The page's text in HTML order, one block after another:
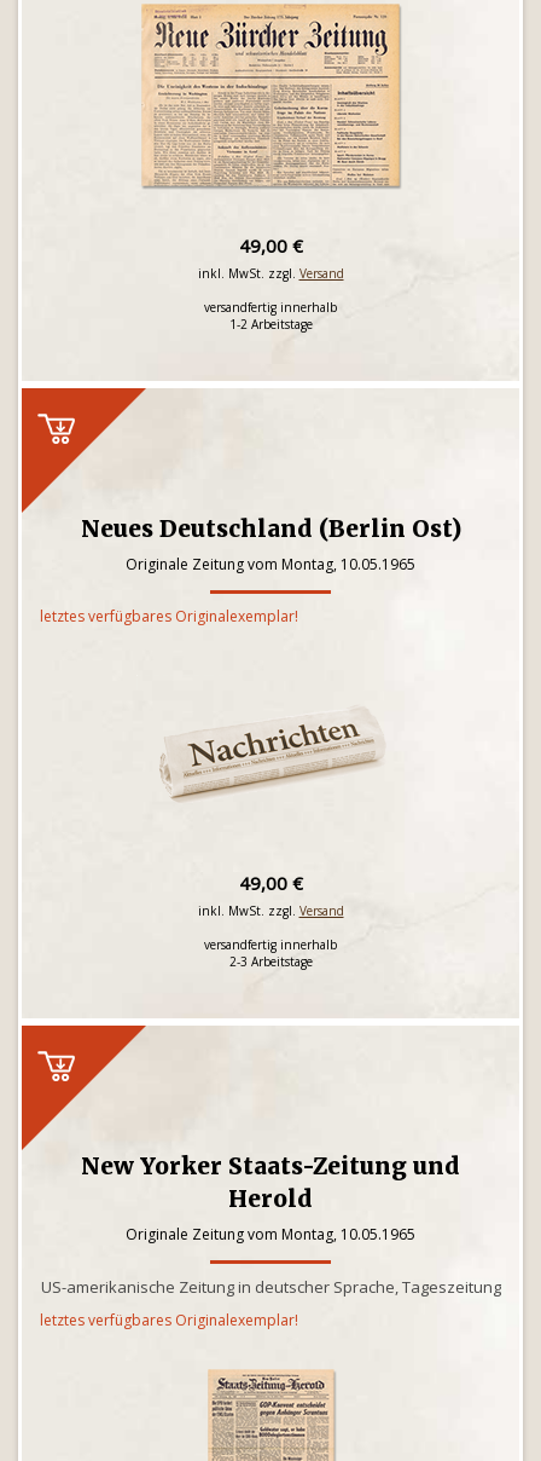
49,00 €
inkl. MwSt. zzgl. Versand
versandfertig innerhalb
1-2 Arbeitstage
Neues Deutschland (Berlin Ost)
Originale Zeitung vom Montag, 10.05.1965
letztes verfügbares Originalexemplar!
49,00 €
inkl. MwSt. zzgl. Versand
versandfertig innerhalb
2-3 Arbeitstage
New Yorker Staats-Zeitung und
Herold
Originale Zeitung vom Montag, 10.05.1965
US-amerikanische Zeitung in deutscher Sprache, Tageszeitung
letztes verfügbares Originalexemplar!